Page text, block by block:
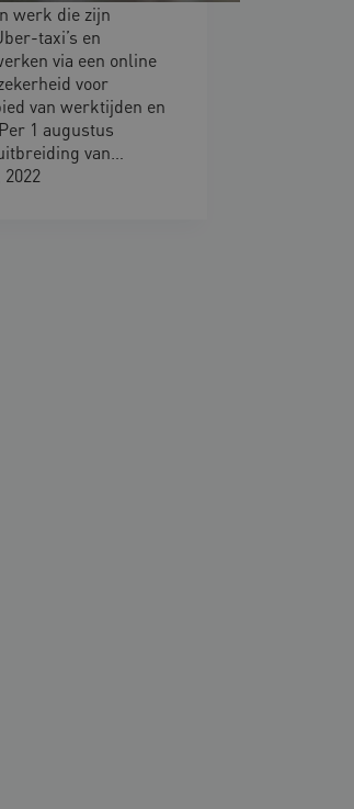
werk die zijn
taxi’s en
via een online
voor
van werktijden en
1 augustus
van…
2022